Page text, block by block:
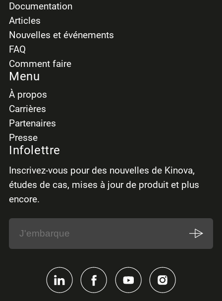
Documentation
Articles
Nouvelles et événements
FAQ
Comment faire
Menu
À propos
Carrières
Partenaires
Presse
Infolettre
Inscrivez-vous pour des nouvelles de Kinova,
études de cas, mises à jour de produit et plus
encore.